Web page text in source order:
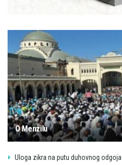
O Menzilu
Uloga zikra na putu duhovnog odgoja